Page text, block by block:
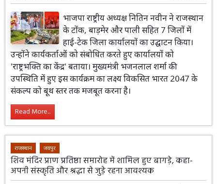
भाजपा राष्ट्रीय अध्यक्ष नितिन नवीन ने राजस्थान
के टोंक, बाड़मेर और पाली सहित 7 जिलों में
हाई-टेक जिला कार्यालयों का उद्घाटन किया।
उन्होंने कार्यकर्ताओं को संबोधित करते हुए कार्यालयों को
'राष्ट्रभक्ति का केंद्र' बताया। मुख्यमंत्री भजनलाल शर्मा की
उपस्थिति में हुए इस कार्यक्रम का लक्ष्य विकसित भारत 2047 के
संकल्प को बूथ स्तर तक मजबूत करना है।
Read More...
राजस्थान जयपुर
शिव मंदिर प्राण प्रतिष्ठा समारोह में शामिल हुए बागड़े, कहा-
अपनी संस्कृति और श्रद्धा से जुड़े रहना आवश्यक